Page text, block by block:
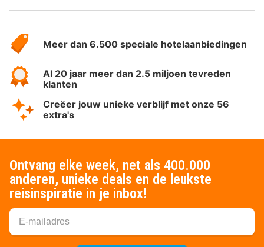
HotelSpecials
Meer dan 6.500 speciale hotelaanbiedingen
Al 20 jaar meer dan 2.5 miljoen tevreden
klanten
Creëer jouw unieke verblijf met onze 56
extra's
Ontvang elke week, net als 400.000
anderen, unieke deals en de leukste
reisinspiratie in je inbox!